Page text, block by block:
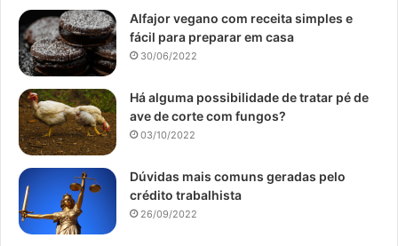
Alfajor vegano com receita simples e
fácil para preparar em casa
30/06/2022
Há alguma possibilidade de tratar pé de
ave de corte com fungos?
03/10/2022
Dúvidas mais comuns geradas pelo
crédito trabalhista
26/09/2022